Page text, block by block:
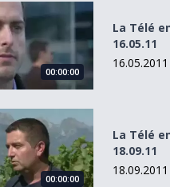
du 16.05.11
00:00:00
La Télé
16.05.11
16.05.2011
du 18.09.11
00:00:00
La Télé
18.09.11
18.09.2011